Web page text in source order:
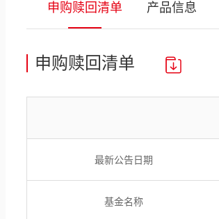
申购赎回清单 产品信息
申购赎回清单
最新公告日期
基金名称